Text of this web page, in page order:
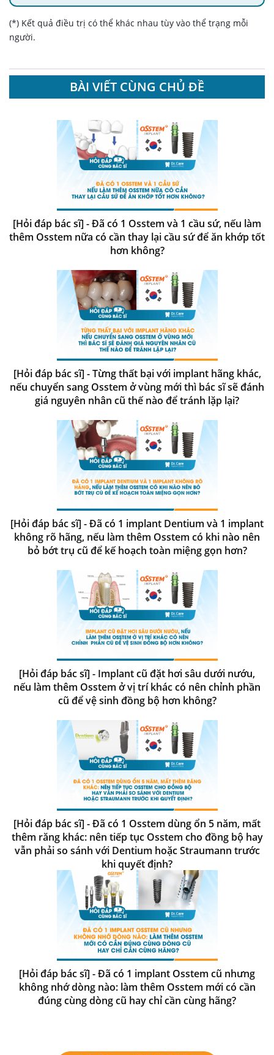
(*) Kết quả điều trị có thể khác nhau tùy vào thể trạng mỗi
người.
BÀI VIẾT CÙNG CHỦ ĐỀ
[Hỏi đáp bác sĩ] - Đã có 1 Osstem và 1 cầu sứ, nếu làm
thêm Osstem nữa có cần thay lại cầu sứ để ăn khớp tốt
hơn không?
[Hỏi đáp bác sĩ] - Từng thất bại với implant hãng khác,
nếu chuyển sang Osstem ở vùng mới thì bác sĩ sẽ đánh
giá nguyên nhân cũ thế nào để tránh lặp lại?
[Hỏi đáp bác sĩ] - Đã có 1 implant Dentium và 1 implant
không rõ hãng, nếu làm thêm Osstem có khi nào nên
bỏ bớt trụ cũ để kế hoạch toàn miệng gọn hơn?
[Hỏi đáp bác sĩ] - Implant cũ đặt hơi sâu dưới nướu,
nếu làm thêm Osstem ở vị trí khác có nên chỉnh phần
cũ để vệ sinh đồng bộ hơn không?
[Hỏi đáp bác sĩ] - Đã có 1 Osstem dùng ổn 5 năm, mất
thêm răng khác: nên tiếp tục Osstem cho đồng bộ hay
vẫn phải so sánh với Dentium hoặc Straumann trước
khi quyết định?
[Hỏi đáp bác sĩ] - Đã có 1 implant Osstem cũ nhưng
không nhớ dòng nào: làm thêm Osstem mới có cần
đúng cùng dòng cũ hay chỉ cần cùng hãng?